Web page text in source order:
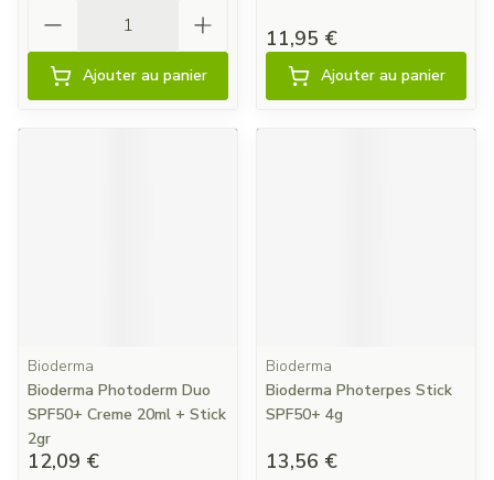
Ajouter au panier
11,95 €
Ajouter au panier
Bioderma
Bioderma Photoderm Duo
SPF50+ Creme 20ml + Stick
2gr
12,09 €
Bioderma
Bioderma Photerpes Stick
SPF50+ 4g
13,56 €